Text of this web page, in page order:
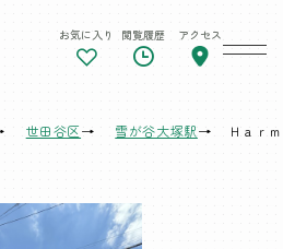
お気に入り 閲覧履歴 アクセス
世田谷区 雪が谷大塚駅 Ｈａｒ